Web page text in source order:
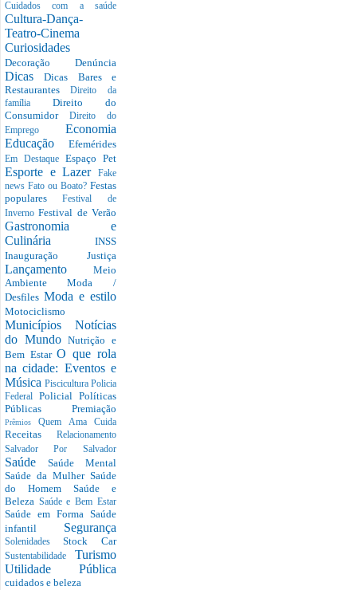
Cuidados com a saúde
Cultura-Dança-
Teatro-Cinema
Curiosidades
Decoração Denúncia
DicasDicas Bares e
RestaurantesDireito da
família Direito do
Consumidor Direito do
Emprego Economia
Educação Efemérides
Em Destaque Espaço Pet
Esporte e Lazer
Fake
news Fato ou Boato? Festas
popularesFestival de
InvernoFestival de Verão
Gastronomia e
Culinária INSS
Inauguração Justiça
Lançamento Meio
AmbienteModa /
Desfiles Moda e estilo
Motociclismo
Municípios Notícias
do MundoNutrição e
Bem EstarO que rola
na cidade: Eventos e
Música Piscicultura Policia
Federal Policial Políticas
Públicas Premiação
PrêmiosQuem Ama Cuida
Receitas Relacionamento
Salvador Por Salvador
Saúde Saúde Mental
Saúde da Mulher Saúde
do Homem Saúde e
Beleza Saúde e Bem Estar
Saúde em Forma Saúde
infantil Segurança
SolenidadesStock Car
Sustentabilidade Turismo
Utilidade Pública
cuidados e beleza